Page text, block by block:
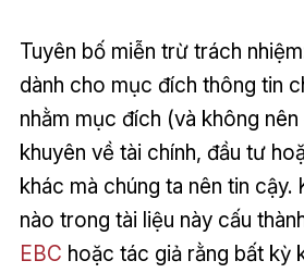
Tuyên bố miễn trừ trách
dành cho mục đích thông tin
nhằm mục đích (và không
khuyên về tài chính, đầu tư
khác mà chúng ta nên tin cậy.
nào trong tài liệu này cấu
EBC hoặc tác giả rằng bất kỳ